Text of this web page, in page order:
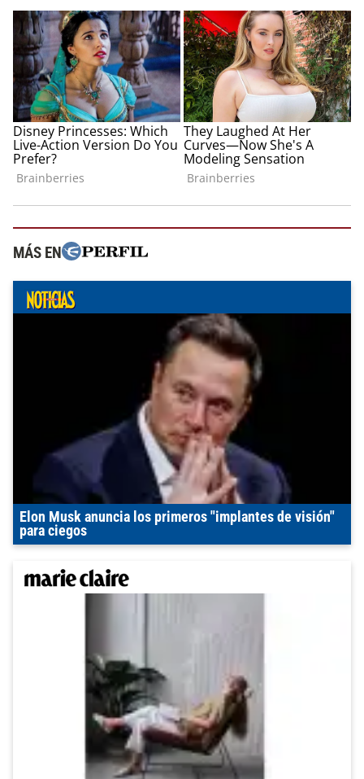
MÁS EN
Elon Musk anuncia los primeros "implantes de visión"
para ciegos